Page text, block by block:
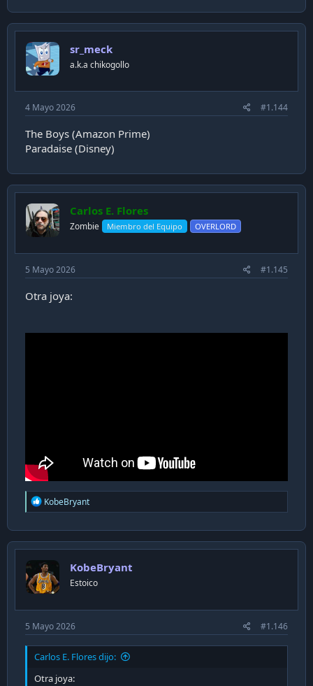
c
t
o
n
s
sr_meck
a.k.a chikogollo
4 Mayo 2026 #1.144
The Boys (Amazon Prime)
Paradaise (Disney)
Carlos E. Flores
Zombie Miembro del Equipo OVERLORD
5 Mayo 2026 #1.145
Otra joya:
R
e
c
t
o
n
s
KobeBryant
KobeBryant
Estoico
5 Mayo 2026 #1.146
Carlos E. Flores dijo:
Otra joya: